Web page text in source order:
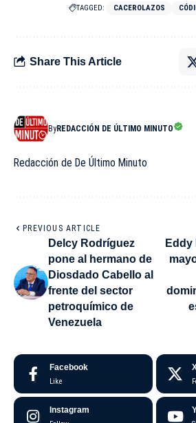
TAGGED: CACEROLAZOS
Share This Article
ByREDACCIÓN DE ÚLTIMO MINUTO
Redacción de De Último Minuto
PREVIOUS ARTICLE
Delcy Rodríguez
pone al hermano de
Diosdado Cabello al
frente del sector
petroquímico de
Venezuela
Eddy
Facebook
Like
Instagram